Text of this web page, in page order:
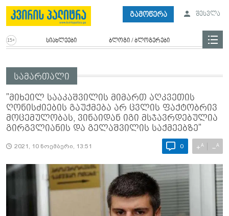
გამოწერა შესვლა
სიახლეები ბლოგი / ბლოგერები
სამართალი
"მიხეილ სააკაშვილის მიმართ აღკვეთის
ღონისძიების გაუქმება არ ცვლის ფაქტობრივ
მოცემულობას, ვინაიდან იგი მსჯავრდებულია
გირგვლიანის და გელაშვილის საქმეებზე"
2021, 10 ნოემბერი, 13:51 0 +A −A